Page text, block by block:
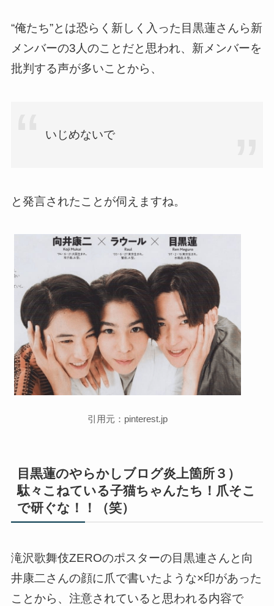
“俺たち”とは恐らく新しく入った目黒蓮さんら新
メンバーの3人のことだと思われ、新メンバーを
批判する声が多いことから、
いじめないで
と発言されたことが伺えますね。
引用元：pinterest.jp
目黒蓮のやらかしブログ炎上箇所３）
駄々こねている子猫ちゃんたち！爪そこ
で研ぐな！！（笑）
滝沢歌舞伎ZEROのポスターの目黒連さんと向
井康二さんの顔に爪で書いたような×印があった
ことから、注意されていると思われる内容で